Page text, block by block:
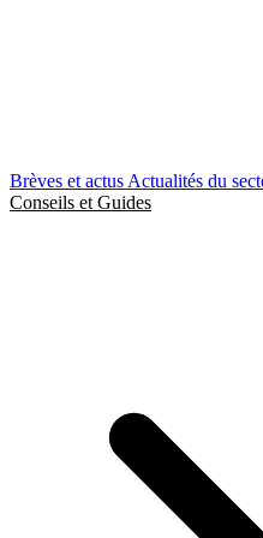
Brèves et actus Actualités du
Conseils et Guides